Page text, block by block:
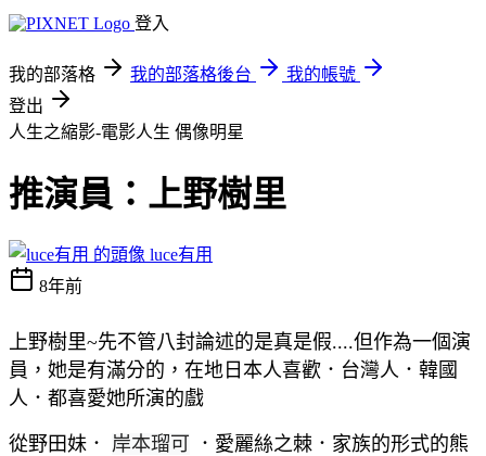
登入
我的部落格 我的部落格後台
我的帳號
登出
人生之縮影-電影人生 偶像明星
推演員：上野樹里
luce有用
8年前
上野樹里~先不管八封論述的是真是假....但作為一個演
員，她是有滿分的，在地日本人喜歡．台灣人．韓國
人．都喜愛她所演的戲
從野田妹． 岸本瑠可 ．愛麗絲之棘．家族的形式的熊